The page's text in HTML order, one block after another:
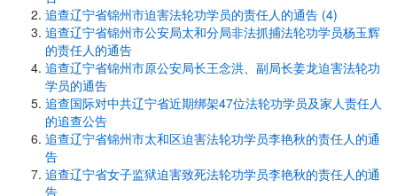
追查辽宁省锦州市迫害法轮功学员的责任人的通告 (4)
追查辽宁省锦州市公安局太和分局非法抓捕法轮功学员杨玉辉
的责任人的通告
追查辽宁省锦州市原公安局长王念洪、副局长姜龙迫害法轮功
学员的通告
追查国际对中共辽宁省近期绑架47位法轮功学员及家人责任人
的追查公告
追查辽宁省锦州市太和区迫害法轮功学员李艳秋的责任人的通
告
追查辽宁省女子监狱迫害致死法轮功学员李艳秋的责任人的通
告